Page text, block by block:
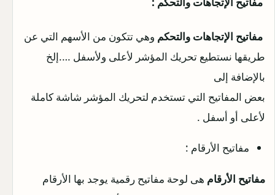
مفاتيح الإتجاهات والتحكم وهي تتكون من الأسهم التي عن
طريقها نستطيع تحريك المؤشر لأعلى ولأسفل ….إلخ
بالإضافة إلى
بعض المفاتيح التي تستخدم لتحريك المؤشر شاشة كاملة
لأعلى أو أسفل .
مفاتيح الأرقام :
مفاتيح الأرقام هى لوحة مفاتيح رقمية يوجد بها الأرقام